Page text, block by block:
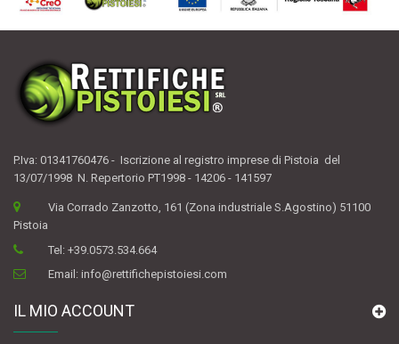
P.Iva: 01341760476 - Iscrizione al registro imprese di Pistoia del
13/07/1998 N. Repertorio PT1998 - 14206 - 141597
Via Corrado Zanzotto, 161 (Zona industriale S.Agostino) 51100
Pistoia
Tel:+39.0573.534.664
Email:info@rettifichepistoiesi.com
IL MIO ACCOUNT